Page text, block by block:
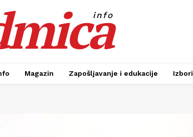
info
Magazin Zapošljavanje i edukacije Izbori